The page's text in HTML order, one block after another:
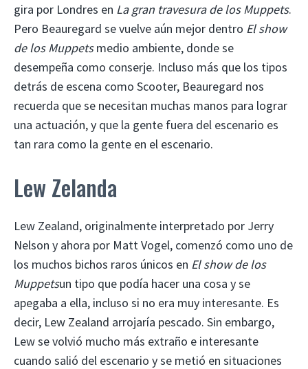
gira por Londres en La gran travesura de los Muppets.
Pero Beauregard se vuelve aún mejor dentro El show
de los Muppetsmedio ambiente, donde se
desempeña como conserje. Incluso más que los tipos
detrás de escena como Scooter, Beauregard nos
recuerda que se necesitan muchas manos para lograr
una actuación, y que la gente fuera del escenario es
tan rara como la gente en el escenario.
Lew Zelanda
Lew Zealand, originalmente interpretado por Jerry
Nelson y ahora por Matt Vogel, comenzó como uno de
los muchos bichos raros únicos en El show de los
Muppetsun tipo que podía hacer una cosa y se
apegaba a ella, incluso si no era muy interesante. Es
decir, Lew Zealand arrojaría pescado. Sin embargo,
Lew se volvió mucho más extraño e interesante
cuando salió del escenario y se metió en situaciones